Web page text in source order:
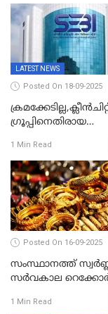
83,000 ലേക്ക്
LATEST NEWS
Posted On 18-09-2025
​ഗ്രൂപ്പിനെതിരായ
തള്ളി സെബി
1 Min Read
Posted On 16-09-2025
സംസ്ഥാനത്ത്
സർവകാല
1 Min Read